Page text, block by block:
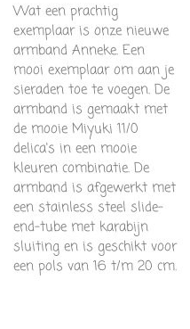
Wat een prachtig
exemplaar is onze nieuwe
armband Anneke. Een
mooi exemplaar om aan je
sieraden toe te voegen. De
armband is gemaakt met
de mooie Miyuki 11/0
delica's in een mooie
kleuren combinatie. De
armband is afgewerkt met
een stainless steel slide-
end-tube met karabijn
sluiting en is geschikt voor
een pols van 16 t/m 20 cm.